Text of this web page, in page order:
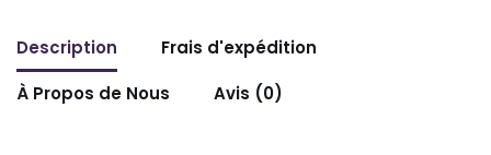
Description
Frais d'expédition
À Propos de Nous
Avis (0)